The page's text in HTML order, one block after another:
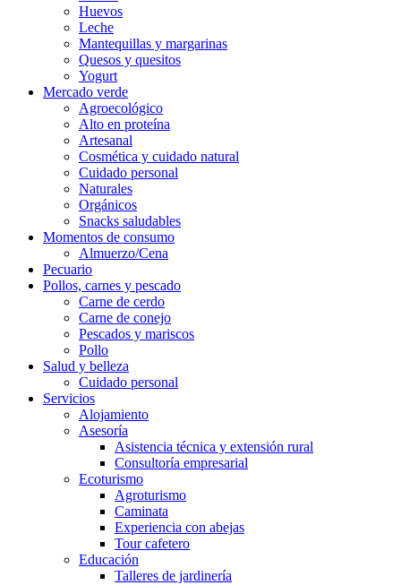
Huevos
Leche
Mantequillas y margarinas
Quesos y quesitos
Yogurt
Mercado verde
Agroecológico
Alto en proteína
Artesanal
Cosmética y cuidado natural
Cuidado personal
Naturales
Orgánicos
Snacks saludables
Momentos de consumo
Almuerzo/Cena
Pecuario
Pollos, carnes y pescado
Carne de cerdo
Carne de conejo
Pescados y mariscos
Pollo
Salud y belleza
Cuidado personal
Servicios
Alojamiento
Asesoría
Asistencia técnica y extensión rural
Consultoría empresarial
Ecoturismo
Agroturismo
Caminata
Experiencia con abejas
Tour cafetero
Educación
Talleres de jardinería